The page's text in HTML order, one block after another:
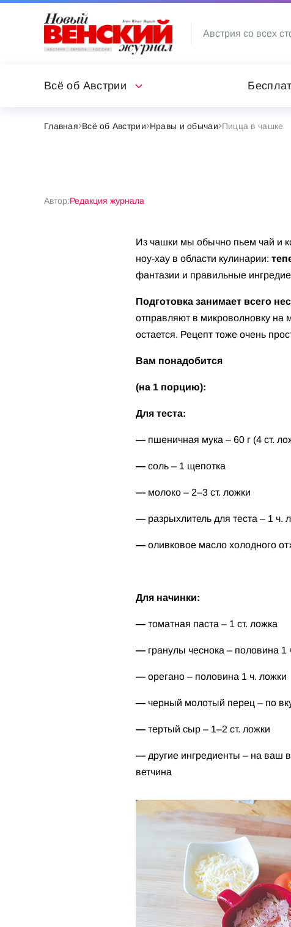
Австрия со всех
Всё об Австрии
Главная Всё об Австрии Нравы и обычаи Пицца в чашке
Автор:Редакция журнала
Из чашки мы обычно пьем чай и
ноу-хау в области кулинарии:
фантазии и правильные
Подготовка занимает всего
отправляют в микроволновку на
остается. Рецепт тоже очень
Вам понадобится
(на 1 порцию):
Для теста:
— пшеничная мука – 60 г (4 ст.
— соль – 1 щепотка
— молоко – 2–3 ст. ложки
— разрыхлитель для теста – 1 ч.
— оливковое масло холодного
Для начинки:
— томатная паста – 1 ст. ложка
— гранулы чеснока – половина 1
— орегано – половина 1 ч. ложки
— черный молотый перец – по
— тертый сыр – 1–2 ст. ложки
— другие ингредиенты – на ваш
ветчина